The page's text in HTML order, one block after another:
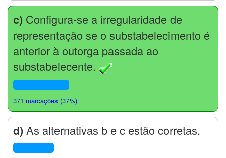
c) Configura-se a irregularidade de
representação se o substabelecimento é
anterior à outorga passada ao
substabelecente.
371 marcações (37%)
d)As alternativas b e c estão corretas.